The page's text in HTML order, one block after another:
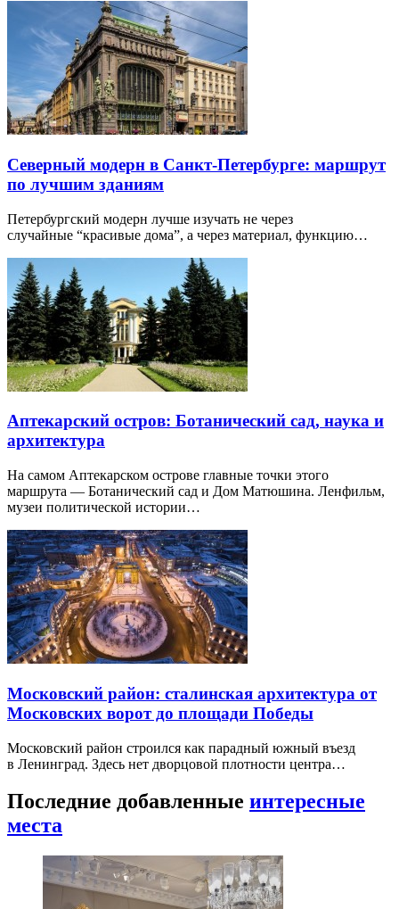
Северный модерн в Санкт-Петербурге: маршрут
по лучшим зданиям
Петербургский модерн лучше изучать не через
случайные “красивые дома”, а через материал, функцию…
Аптекарский остров: Ботанический сад, наука и
архитектура
На самом Аптекарском острове главные точки этого
маршрута — Ботанический сад и Дом Матюшина. Ленфильм,
музеи политической истории…
Московский район: сталинская архитектура от
Московских ворот до площади Победы
Московский район строился как парадный южный въезд
в Ленинград. Здесь нет дворцовой плотности центра…
Последние добавленные интересные
места